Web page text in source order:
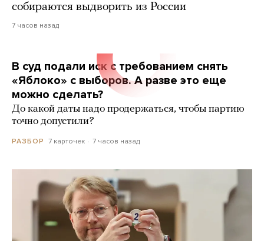
собираются выдворить из России
7 часов назад
В суд подали иск с требованием снять
«Яблоко» с выборов. А разве это еще
можно сделать?
До какой даты надо продержаться, чтобы партию
точно допустили?
РАЗБОР 7 карточек 7 часов назад